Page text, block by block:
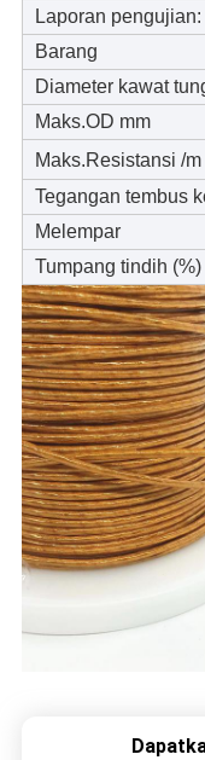
Laporan
Barang
Diameter kawat
Maks.OD mm
Maks.Resistansi /
Tegangan tembus
Melempar
Tumpang tindih (%)